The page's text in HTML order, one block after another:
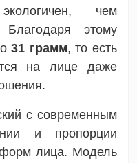
чем
Благодаря этому
31 грамм, то есть
на лице даже
с современным
и пропорции
лица. Модель